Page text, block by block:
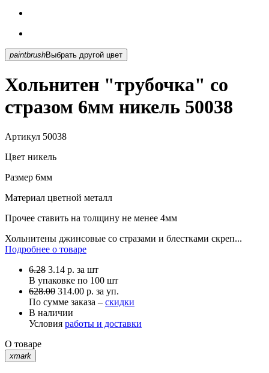
paintbrush Выбрать другой цвет
Хольнитен "трубочка" со
стразом 6мм никель 50038
Артикул 50038
Цвет никель
Размер 6мм
Материал цветной металл
Прочее ставить на толщину не менее 4мм
Хольнитены джинсовые со стразами и блестками скреп...
Подробнее о товаре
6.28 3.14 р. за шт
В упаковке по 100 шт
628.00 314.00 р. за уп.
По сумме заказа – скидки
В наличии
Условия работы и доставки
О товаре
xmark